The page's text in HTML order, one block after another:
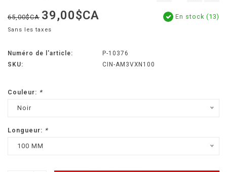
65,00$CA 39,00$CA
Sans les taxes
En stock (13)
Numéro de l'article:
P-10376
SKU:
CIN-AM3VXN100
Couleur: *
Noir
Longueur: *
100 MM